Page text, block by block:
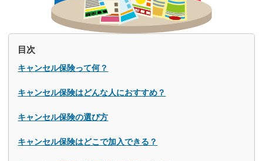
目次
キャンセル保険って何？
キャンセル保険はどんな人におすすめ？
キャンセル保険の選び方
キャンセル保険はどこで加入できる？